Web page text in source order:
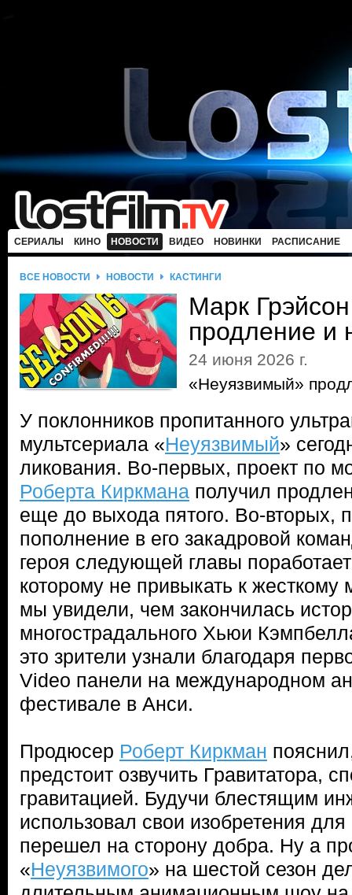
СЕРИАЛЫ КИНО НОВОСТИ ВИДЕО НОВИНКИ РАСПИСАНИЕ
ВСЕ НОВОСТИ НОВОСТИ КАСТИНГИ
Марк
продление и
24 июня 2026 г.
«Неуязвимый»
У поклонников пропитанного
мультсериала «Неуязвимый»
ликования. Во-первых, проект по
Роберта Киркмана получил
еще до выхода пятого. Во-вторых,
пополнение в его закадровой
героя следующей главы
которому не привыкать к
мы увидели, чем закончилась
многострадального Хьюи
это зрители узнали благодаря
Video панели на международном
фестивале в Анси.
Продюсер Роберт Киркман
предстоит озвучить Гравитатора,
гравитацией. Будучи блестящим
использовал свои изобретения
перешел на сторону добра. Ну а
«Неуязвимого» на шестой сезон